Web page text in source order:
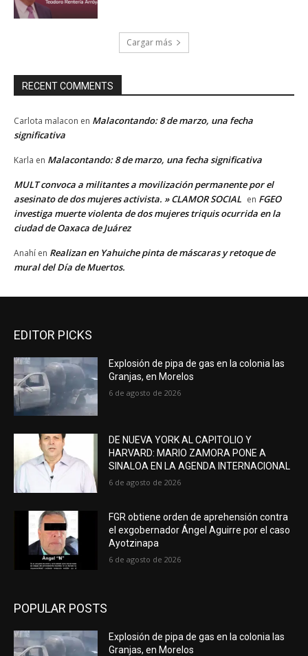
Cargar más
RECENT COMMENTS
Carlota malacon en Malacontando: 8 de marzo, una fecha
significativa
Karla en Malacontando: 8 de marzo, una fecha significativa
MULT convoca a militantes a movilización permanente por el
asesinato de dos mujeres activista. » CLAMOR SOCIAL en FGEO
investiga muerte violenta de dos mujeres triquis ocurrida en la
ciudad de Oaxaca de Juárez
Anahí en Realizan en Yahuiche pinta de máscaras y retoque de
mural del Día de Muertos.
EDITOR PICKS
Explosión de pipa de gas en la colonia las
Granjas, en Morelos
6 de agosto de 2026
DE NUEVA YORK AL CAPITOLIO Y
HARVARD: MARIO ZAMORA PONE A
SINALOA EN LA AGENDA INTERNACIONAL
6 de agosto de 2026
FGR obtiene orden de aprehensión contra
el exgobernador Ángel Aguirre por el caso
Ayotzinapa
6 de agosto de 2026
POPULAR POSTS
Explosión de pipa de gas en la colonia las
Granjas, en Morelos